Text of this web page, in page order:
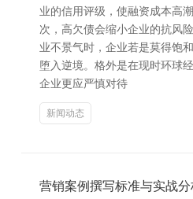
业的信用评级，使融资成本高
次，高欠债会缩小企业的抗风
业不景气时，企业若是莫得饱
堕入逆境。格外是在现时环球
企业更应严慎对待
新闻动态
营销案例撰写标准与实战分